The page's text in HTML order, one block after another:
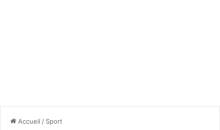
Accueil / Sport